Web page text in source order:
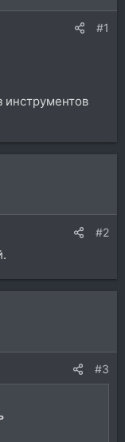
#1
инструментов
#2
#3